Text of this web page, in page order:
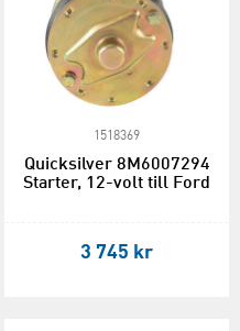
1518369
Quicksilver 8M6007294
Starter, 12-volt till Ford
3 745 kr